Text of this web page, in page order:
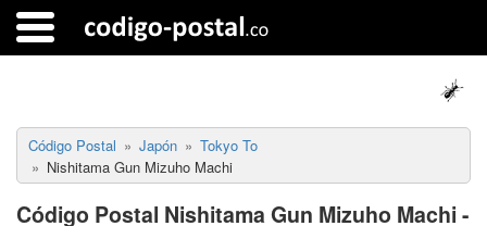
Código Postal Japón
Tokyo To
Nishitama Gun Mizuho Machi
Código Postal Nishitama Gun Mizuho Machi -